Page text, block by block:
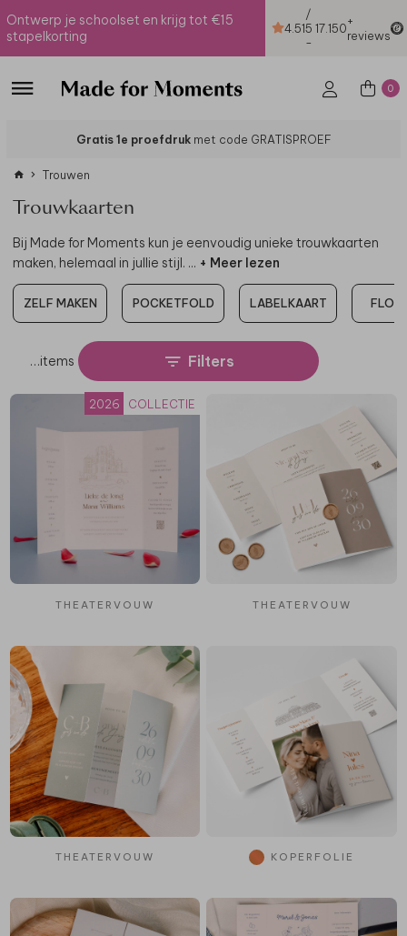
Ontwerp je schoolset en krijg tot €15
stapelkorting
4.51
/
5
-
17.150+
reviews
0
Gratis 1e proefdrukmet code GRATISPROEF
Trouwen
Trouwkaarten
Bij Made for Moments kun je eenvoudig unieke trouwkaarten
maken, helemaal in jullie stijl. ... + Meer lezen
ZELF MAKEN POCKETFOLD LABELKAART
…items Filters
THEATERVOUW
2026 COLLECTIE
THEATERVOUW
THEATERVOUW KOPERFOLIE